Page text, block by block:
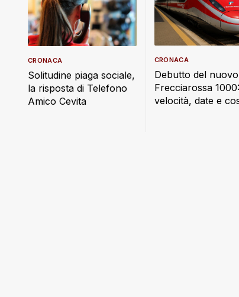
Solitudine piaga sociale,
la risposta di Telefono
Amico Cevita
CRONACA
Debutto del nuovo
Frecciarossa 1000:
velocità, date e
CRONACA